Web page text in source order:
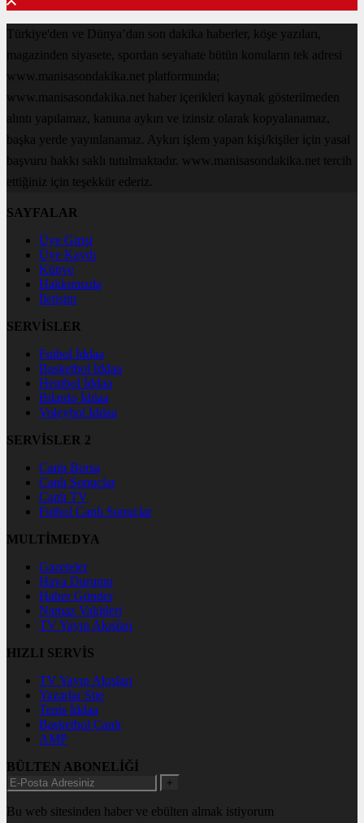
Türkiye'den ve Dünya’dan son dakika haberler, köşe yazıları,
magazinden siyasete, spordan seyahate bütün konuların tek adresi
www.manisasondakika.net platformunda;
www.manisasondakika.net haber içerikleri kaynak gösterilmeden
alıntı yapılamaz, kanuna aykırı ve izinsiz olarak kopyalanamaz,
başka yerde yayınlanamaz. Aykırı işlem yapan kişi/kişiler için yasal
başvuru hakkı saklı tutulmaktadır. www.manisasondakika.net tercih
ettiğiniz için teşekkür ederiz.
SAYFALAR
Üye Girişi
Üye Kaydı
Künye
Hakkımızda
İletişim
SERVİSLER
Futbol İddaa
Basketbol İddaa
Hentbol İddaa
Bilardo İddaa
Voleybol İddaa
SERVİSLER 2
Canlı Borsa
Canlı Sonuçlar
Canlı TV
Futbol Canlı Sonuçlar
MULTİMEDYA
Gazeteler
Hava Durumu
Haber Gönder
Namaz Vakitleri
TV Yayın Akışları
HIZLI SERVİS
TV Yayın Akışları
Yazarlar Site
Tenis İddaa
Basketbol Canlı
AMP
BÜLTEN ABONELİĞİ
+
Bu web sitesinden haber ve ebülten almak istiyorum